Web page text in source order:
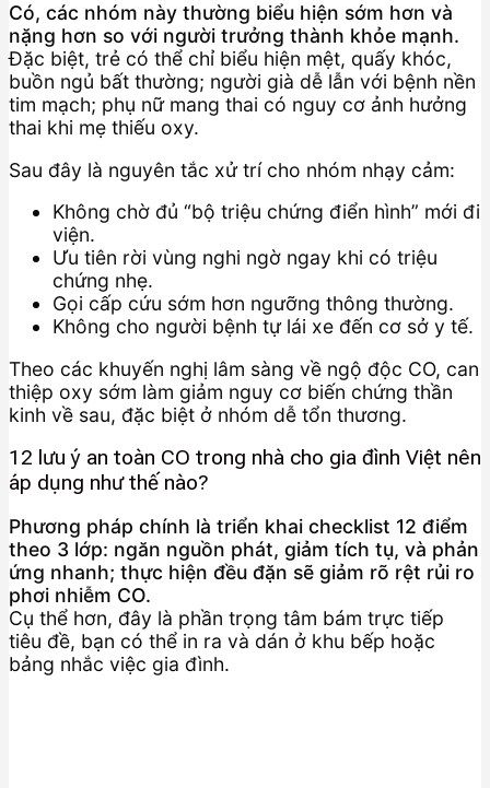
Có, các nhóm này thường biểu hiện sớm hơn và
nặng hơn so với người trưởng thành khỏe mạnh.
Đặc biệt, trẻ có thể chỉ biểu hiện mệt, quấy khóc,
buồn ngủ bất thường; người già dễ lẫn với bệnh nền
tim mạch; phụ nữ mang thai có nguy cơ ảnh hưởng
thai khi mẹ thiếu oxy.
Sau đây là nguyên tắc xử trí cho nhóm nhạy cảm:
Không chờ đủ “bộ triệu chứng điển hình” mới đi
viện.
Ưu tiên rời vùng nghi ngờ ngay khi có triệu
chứng nhẹ.
Gọi cấp cứu sớm hơn ngưỡng thông thường.
Không cho người bệnh tự lái xe đến cơ sở y tế.
Theo các khuyến nghị lâm sàng về ngộ độc CO, can
thiệp oxy sớm làm giảm nguy cơ biến chứng thần
kinh về sau, đặc biệt ở nhóm dễ tổn thương.
12 lưu ý an toàn CO trong nhà cho gia đình Việt nên
áp dụng như thế nào?
Phương pháp chính là triển khai checklist 12 điểm
theo 3 lớp: ngăn nguồn phát, giảm tích tụ, và phản
ứng nhanh; thực hiện đều đặn sẽ giảm rõ rệt rủi ro
phơi nhiễm CO.
Cụ thể hơn, đây là phần trọng tâm bám trực tiếp
tiêu đề, bạn có thể in ra và dán ở khu bếp hoặc
bảng nhắc việc gia đình.